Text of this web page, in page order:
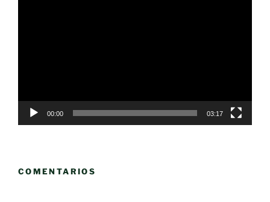
00:00 03:17
COMENTARIOS